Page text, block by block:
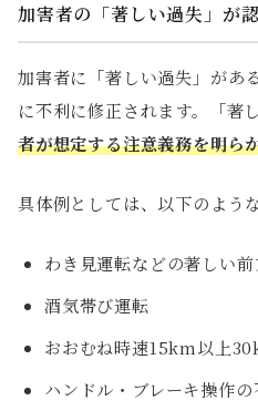
加害者の「著しい過失」が
加害者に「著しい過失」があ
に不利に修正されます。「著
者が想定する注意義務を明ら
具体例としては、以下のよう
わき見運転などの著しい
酒気帯び運転
おおむね時速15km以上
ハンドル・ブレーキ操作の